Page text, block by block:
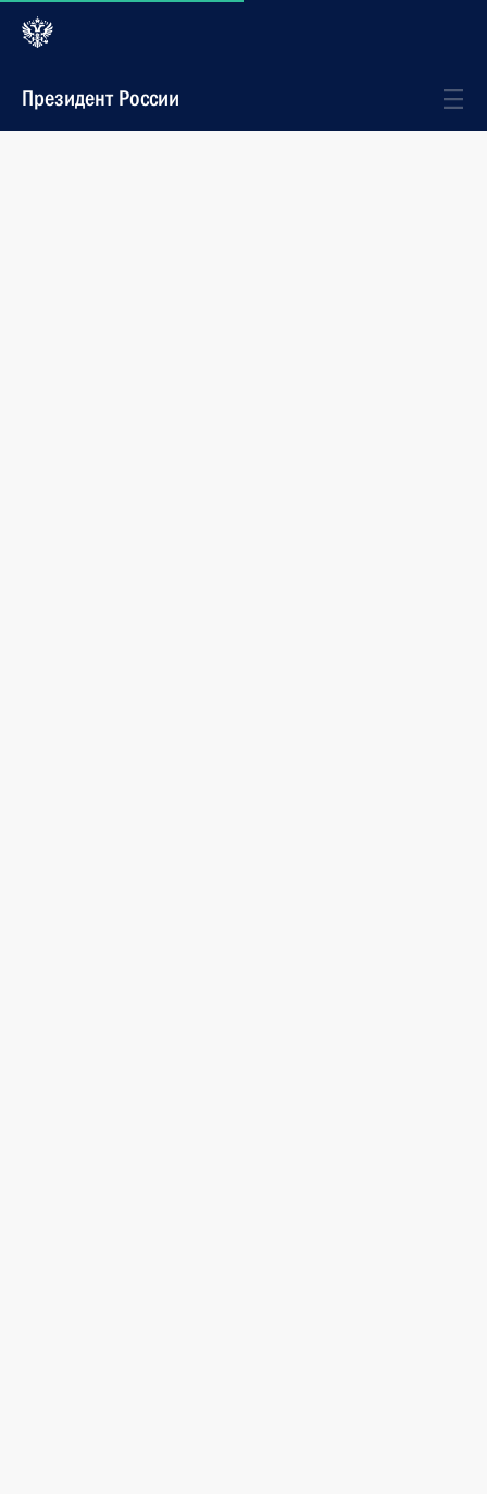
Президент России